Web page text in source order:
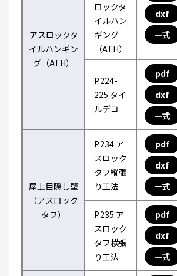
アスロックタ
イルハンギン
グ（ATH）
ロックタ
イルハン
ギング
（ATH）
dxf
一式
P.224-
225 タイ
ルデコ
pdf
dxf
一式
屋上目隠し壁
（アスロック
タフ）
P.234 ア
スロック
タフ縦張
り工法
pdf
dxf
一式
P.235 ア
スロック
タフ横張
り工法
pdf
dxf
一式